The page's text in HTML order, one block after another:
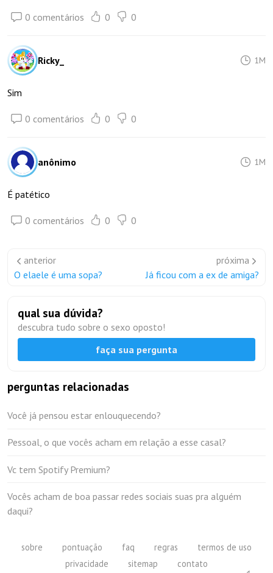
0 comentários 0 0
Ricky_ 1M
Sim
0 comentários 0 0
anônimo 1M
É patético
0 comentários 0 0
anterior
O elaele é uma sopa?
próxima
Já ficou com a ex de amiga?
qual sua dúvida?
descubra tudo sobre o sexo oposto!
faça sua pergunta
perguntas relacionadas
Você já pensou estar enlouquecendo?
Pessoal, o que vocês acham em relação a esse casal?
Vc tem Spotify Premium?
Vocês acham de boa passar redes sociais suas pra alguém
daqui?
sobre pontuação faq regras
termos de uso
privacidade
sitemap contato